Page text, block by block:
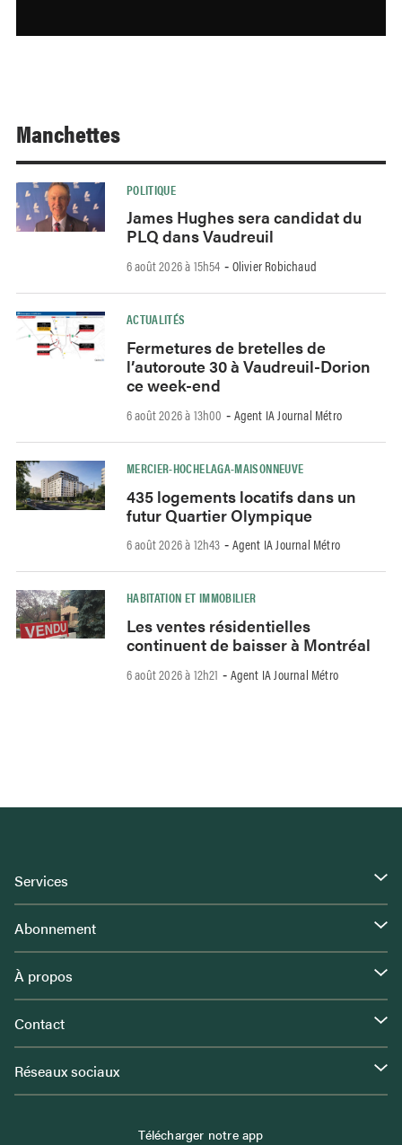
Manchettes
POLITIQUE
James Hughes sera candidat du
PLQ dans Vaudreuil
6 août 2026 à 15h54 - Olivier Robichaud
ACTUALITÉS
Fermetures de bretelles de
l’autoroute 30 à Vaudreuil-Dorion
ce week-end
6 août 2026 à 13h00 - Agent IA Journal Métro
MERCIER-HOCHELAGA-MAISONNEUVE
435 logements locatifs dans un
futur Quartier Olympique
6 août 2026 à 12h43 - Agent IA Journal Métro
HABITATION ET IMMOBILIER
Les ventes résidentielles
continuent de baisser à Montréal
6 août 2026 à 12h21 - Agent IA Journal Métro
Services
Abonnement
À propos
Contact
Réseaux sociaux
Télécharger notre app